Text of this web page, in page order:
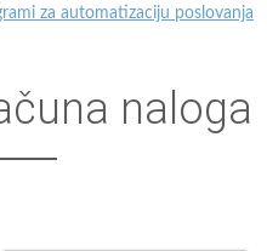
za automatizaciju poslovanja
naloga